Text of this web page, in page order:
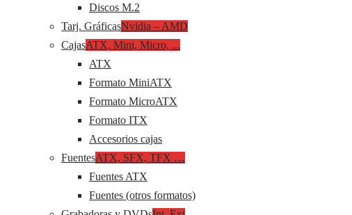
Discos M.2
Tarj. GráficasNvidia – AMD
CajasATX, Mini, Micro, ...
ATX
Formato MiniATX
Formato MicroATX
Formato ITX
Accesorios cajas
FuentesATX, SFX, TFX …
Fuentes ATX
Fuentes (otros formatos)